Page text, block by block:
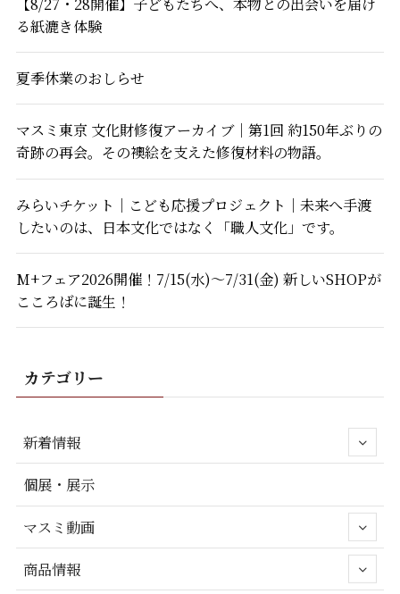
る紙漉き体験
夏季休業のおしらせ
マスミ東京 文化財修復アーカイブ｜第1回 約150年ぶりの
奇跡の再会。その襖絵を支えた修復材料の物語。
みらいチケット｜こども応援プロジェクト｜未来へ手渡
したいのは、日本文化ではなく「職人文化」です。
M+フェア2026開催！7/15(水)～7/31(金) 新しいSHOPが
こころばに誕生！
カテゴリー
新着情報
個展・展示
マスミ動画
商品情報